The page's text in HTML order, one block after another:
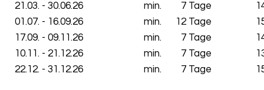
21.03. - 30.06.26
01.07. - 16.09.26
17.09. - 09.11.26
10.11. - 21.12.26
22.12. - 31.12.26
min.
min.
min.
min.
​min.
7 Tage
12 Tage
7 Tage
7 Tage
7 Tage